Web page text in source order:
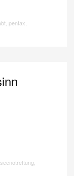
, pentax
seenotrettung